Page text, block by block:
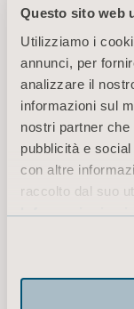
Questo sito web
Utilizziamo i
annunci, per
analizzare il
informazioni sul
nostri partner
pubblicità e
con altre
raccolto dal suo
Informazioni sui